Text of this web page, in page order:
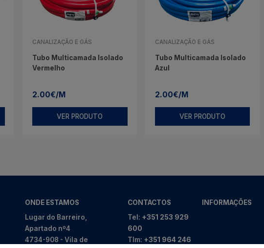
CANALIZAÇÃO E GÁS
Tubo Multicamada Isolado
Vermelho
2.00€/M
VER PRODUTO
CANALIZAÇÃO E GÁS
Tubo Multicamada Isolado
Azul
2.00€/M
VER PRODUTO
ONDE ESTAMOS
Lugar do Barreiro,
Apartado nº4
4734-908 - Vila de
CONTACTOS
Tel: +351 253 929
600
Tlm: +351 964 246
INFORMAÇÕES